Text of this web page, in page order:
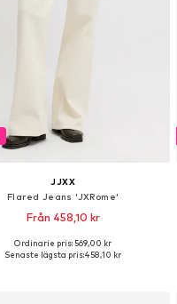
JJXX
Flared Jeans 'JXRome'
Från 458,10 kr
Tillgänglig i många storlekar
Ordinarie pris: 569,00 kr
Senaste lägsta pris:458,10 kr